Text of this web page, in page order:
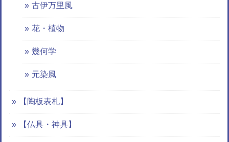
古伊万里風
花・植物
幾何学
元染風
【陶板表札】
【仏具・神具】